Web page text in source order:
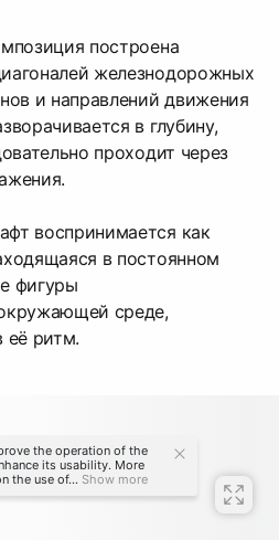
построена
железнодорожных
и направлений движения
в глубину,
проходит через
воспринимается как
в постоянном
фигуры
среде,
её ритм.
the operation of the
its usability. More
the use of... Show more